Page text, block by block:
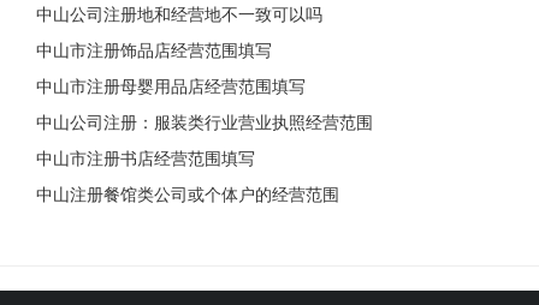
中山公司注册地和经营地不一致可以吗
中山市注册饰品店经营范围填写
中山市注册母婴用品店经营范围填写
中山公司注册：服装类行业营业执照经营范围
中山市注册书店经营范围填写
中山注册餐馆类公司或个体户的经营范围